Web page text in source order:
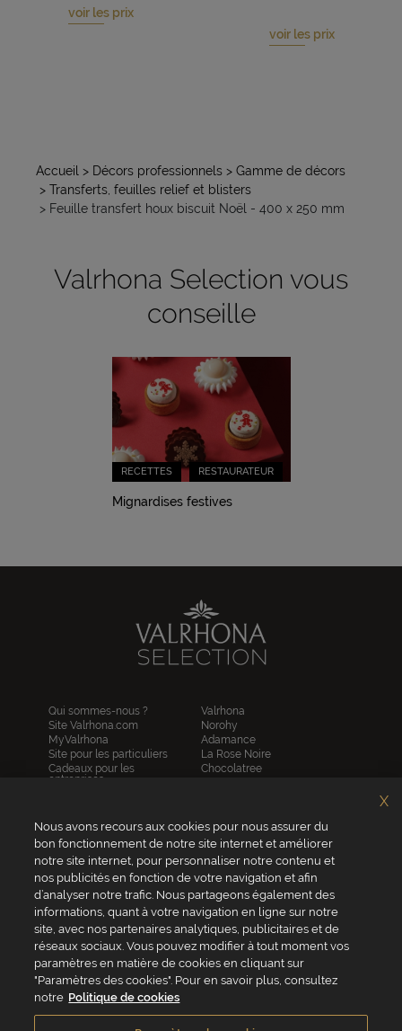
voir les prix
voir les prix
Accueil > Décors professionnels > Gamme de décors
> Transferts, feuilles relief et blisters
> Feuille transfert houx biscuit Noël - 400 x 250 mm
Valrhona Selection vous
conseille
RECETTES RESTAURATEUR
Mignardises festives
Qui sommes-nous ?
Site Valrhona.com
MyValrhona
Site pour les particuliers
Cadeaux pour les
entreprises
Contactez-nous
Valrhona
Norohy
Adamance
La Rose Noire
Chocolatree
Republica del cacao
Service client
04 75 07 51 51
Du lundi au jeudi : 8h - 18h
Le vendredi : 8h - 17h
VALRHONA FRANCE - ZA Les Fleurons - 315 Allée des Bergerons -
Nous avons recours aux cookies pour nous assurer du
bon fonctionnement de notre site internet et améliorer
notre site internet, pour personnaliser notre contenu et
nos publicités en fonction de votre navigation et afin
d’analyser notre trafic. Nous partageons également des
informations, quant à votre navigation en ligne sur notre
site, avec nos partenaires analytiques, publicitaires et de
réseaux sociaux. Vous pouvez modifier à tout moment vos
paramètres en matière de cookies en cliquant sur
"Paramètres des cookies". Pour en savoir plus, consultez
notre Politique de cookies
X